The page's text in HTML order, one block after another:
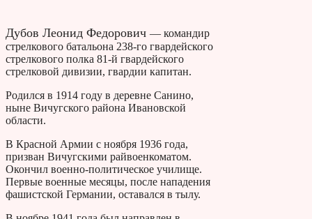
Дубов Леонид Федорович — командир
стрелкового батальона 238-го гвардейского
стрелкового полка 81-й гвардейского
стрелковой дивизии, гвардии капитан.
Родился в 1914 году в деревне Санино,
ныне Вичугского района Ивановской
области.
В Красной Армии с ноября 1936 года,
призван Вичугскими райвоенкоматом.
Окончил военно-политическое училище.
Первые военные месяцы, после нападения
фашистской Германии, оставался в тылу.